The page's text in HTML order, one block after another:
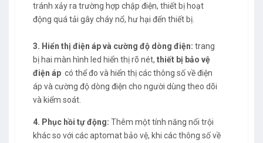
tránh xảy ra trường hợp chập điện, thiết bị hoạt
động quá tải gây cháy nổ, hư hại đến thiết bị.
3. Hiển thị điện áp và cường độ dòng điện: trang
bị hai màn hình led hiển thị rõ nét, thiết bị bảo vệ
điện áp có thể đo và hiển thị các thông số về điện
áp và cường độ dòng điện cho người dùng theo dõi
và kiểm soát.
4. Phục hồi tự động: Thêm một tính năng nổi trội
khác so với các aptomat bảo vệ, khi các thông số về